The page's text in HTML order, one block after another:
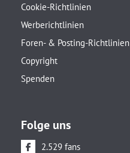
Cookie-Richtlinien
Werberichtlinien
Foren- & Posting-Richtlinien
Copyright
Spenden
Folge uns
2.529 fans